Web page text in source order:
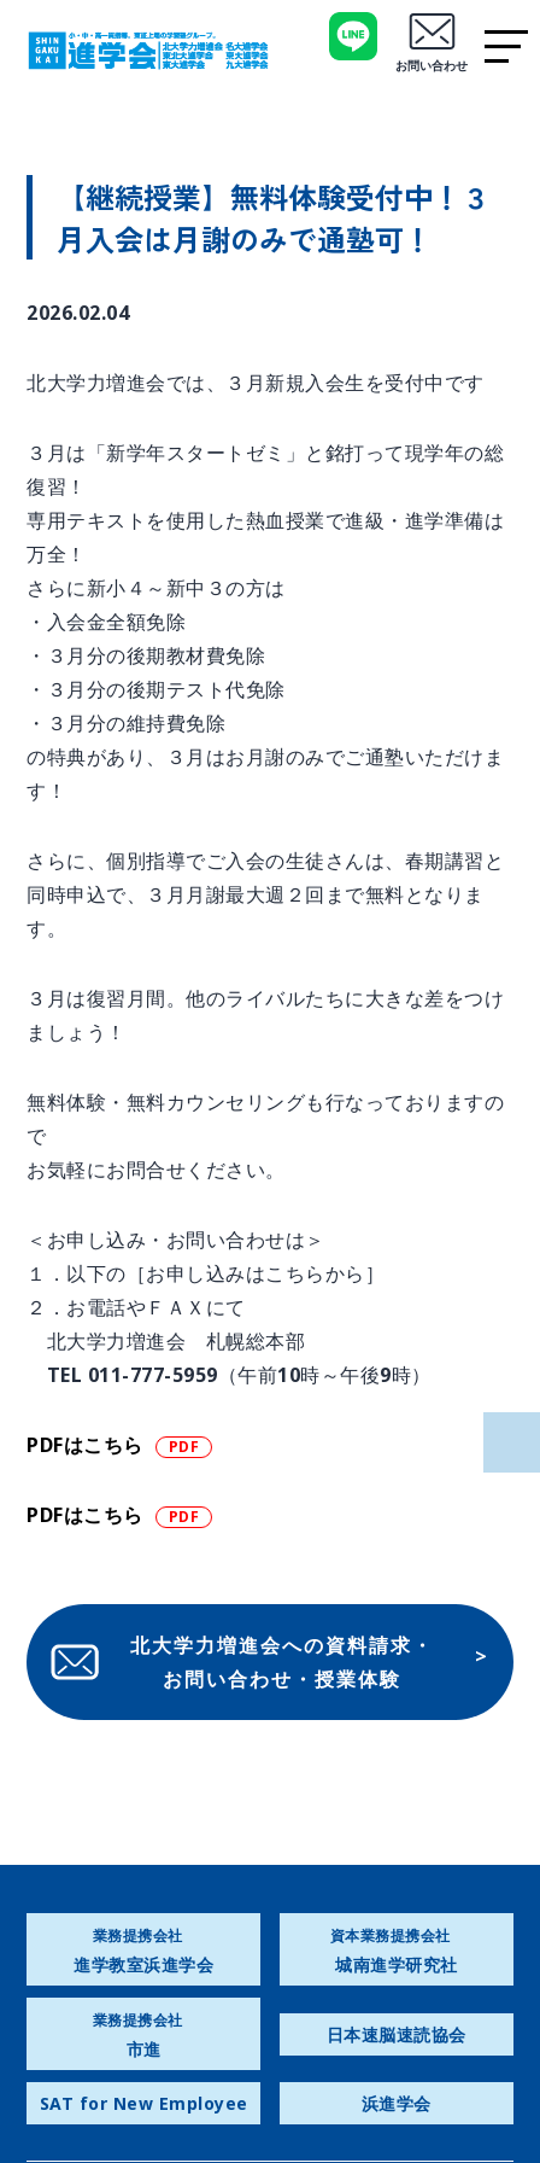
お問い合わせ
【継続授業】無料体験受付中！３
月入会は月謝のみで通塾可！
2026.02.04
北大学力増進会では、３月新規入会生を受付中です
３月は「新学年スタートゼミ」と銘打って現学年の総
復習！
専用テキストを使用した熱血授業で進級・進学準備は
万全！
さらに新小４～新中３の方は
・入会金全額免除
・３月分の後期教材費免除
・３月分の後期テスト代免除
・３月分の維持費免除
の特典があり、３月はお月謝のみでご通塾いただけま
す！
さらに、個別指導でご入会の生徒さんは、春期講習と
同時申込で、３月月謝最大週２回まで無料となりま
す。
３月は復習月間。他のライバルたちに大きな差をつけ
ましょう！
無料体験・無料カウンセリングも行なっておりますの
で
お気軽にお問合せください。
＜お申し込み・お問い合わせは＞
１．以下の［お申し込みはこちらから］
２．お電話やＦＡＸにて
北大学力増進会 札幌総本部
TEL 011-777-5959（午前10時～午後9時）
PDFはこちら
PDFはこちら
北大学力増進会への資料請求・
お問い合わせ・授業体験
業務提携会社
進学教室浜進学会
資本業務提携会社
城南進学研究社
業務提携会社
市進
日本速脳速読協会
SAT for New Employee 浜進学会